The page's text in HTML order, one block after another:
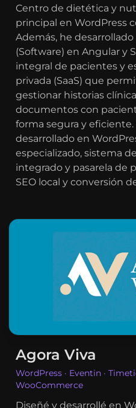
Centro de dietética y
principal en WordPress
Además, he
(Software) en Angular y
integral de pacientes y
privada (SaaS) que
gestionar historias
documentos con
forma segura y
desarrollado en
especializado, sistema
integrado y pasarela de
SEO local y conversión
Agora Viva
WordPress · Eventin ·
WooCommerce
Diseñé y desarrollé en